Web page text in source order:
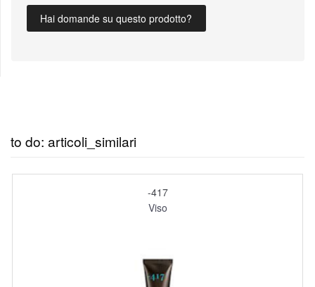
Hai domande su questo prodotto?
to do: articoli_similari
-417
Viso